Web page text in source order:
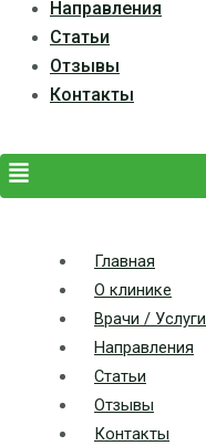
Направления
Статьи
Отзывы
Контакты
Главная
О клинике
Врачи / Услуги
Направления
Статьи
Отзывы
Контакты